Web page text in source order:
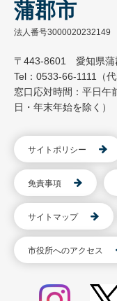
蒲郡市
法人番号3000020232149
〒443-8601 愛知県蒲
Tel：0533-66-1111（代
窓口応対時間：平日午
日・年末年始を除く）
サイトポリシー
免責事項
サイトマップ
市役所へのアクセス